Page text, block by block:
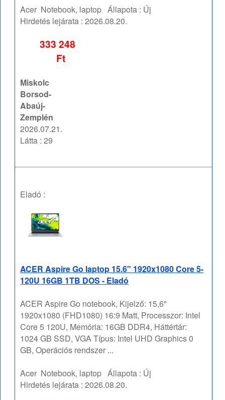
Acer Notebook, laptop Állapota : Új
Hirdetés lejárata :2026.08.20.
333 248
Ft
Miskolc
Borsod-
Abaúj-
Zemplén
2026.07.21.
Látta : 29
Eladó :
ACER Aspire Go laptop 15.6" 1920x1080 Core 5-
120U 16GB 1TB DOS - Eladó
ACER Aspire Go notebook, Kijelző: 15,6"
1920x1080 (FHD1080) 16:9 Matt, Processzor: Intel
Core 5 120U, Memória: 16GB DDR4, Háttértár:
1024 GB SSD, VGA Típus: Intel UHD Graphics 0
GB, Operációs rendszer ...
Acer Notebook, laptop Állapota : Új
Hirdetés lejárata :2026.08.20.